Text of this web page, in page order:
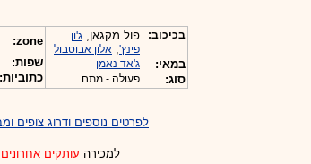
בכיכוב: פול מקגאן, ג'ון
פינץ', אלון אבוטבול
במאי: ג'אד נאמן
סוג: פעולה - מתח
zone:
שפות:
כתוביות:
לפרטים נוספים ודרוג צופים
למכירה עותקים אחרונים